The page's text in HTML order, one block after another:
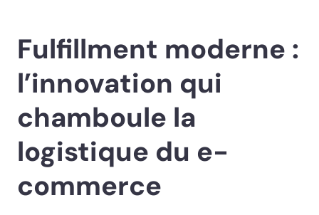
Fulfillment moderne :
l’innovation qui
chamboule la
logistique du e-
commerce